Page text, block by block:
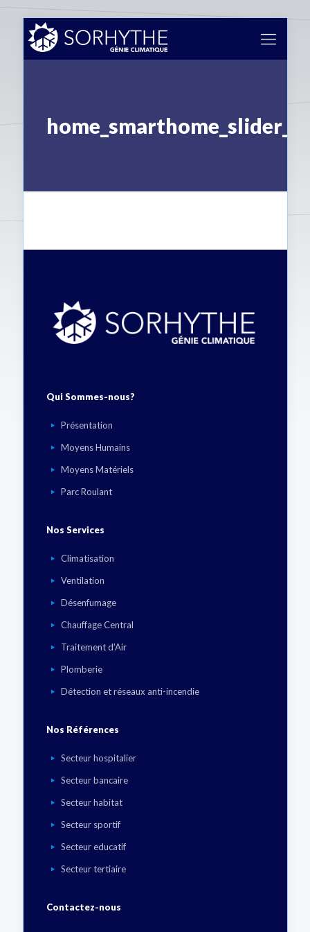
Qui Sommes-nous?
Présentation
Moyens Humains
Moyens Matériels
Parc Roulant
Nos Services
Climatisation
Ventilation
Désenfumage
Chauffage Central
Traitement d'Air
Plomberie
Détection et réseaux anti-incendie
Nos Références
Secteur hospitalier
Secteur bancaire
Secteur habitat
Secteur sportif
Secteur educatif
Secteur tertiaire
Contactez-nous